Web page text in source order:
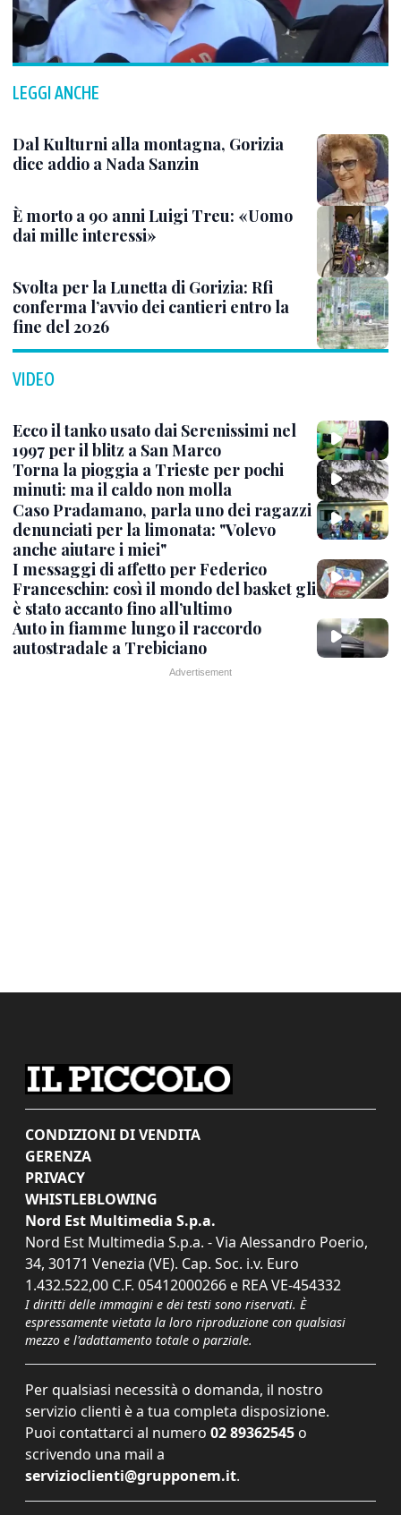
LEGGI ANCHE
Dal Kulturni alla montagna, Gorizia
dice addio a Nada Sanzin
È morto a 90 anni Luigi Treu: «Uomo
dai mille interessi»
Svolta per la Lunetta di Gorizia: Rfi
conferma l’avvio dei cantieri entro la
fine del 2026
VIDEO
Ecco il tanko usato dai Serenissimi nel
1997 per il blitz a San Marco
Torna la pioggia a Trieste per pochi
minuti: ma il caldo non molla
Caso Pradamano, parla uno dei ragazzi
denunciati per la limonata: "Volevo
anche aiutare i miei"
I messaggi di affetto per Federico
Franceschin: così il mondo del basket gli
è stato accanto fino all’ultimo
Auto in fiamme lungo il raccordo
autostradale a Trebiciano
CONDIZIONI DI VENDITA
GERENZA
PRIVACY
WHISTLEBLOWING
Nord Est Multimedia S.p.a.
Nord Est Multimedia S.p.a. - Via Alessandro Poerio,
34, 30171 Venezia (VE). Cap. Soc. i.v. Euro
1.432.522,00 C.F. 05412000266 e REA VE-454332
I diritti delle immagini e dei testi sono riservati. È
espressamente vietata la loro riproduzione con qualsiasi
mezzo e l'adattamento totale o parziale.
Per qualsiasi necessità o domanda, il nostro
servizio clienti è a tua completa disposizione.
Puoi contattarci al numero 02 89362545 o
scrivendo una mail a
servizioclienti@grupponem.it.